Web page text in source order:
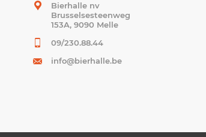
Bierhalle nv
Brusselsesteenweg
153A, 9090 Melle
09/230.88.44
info@bierhalle.be